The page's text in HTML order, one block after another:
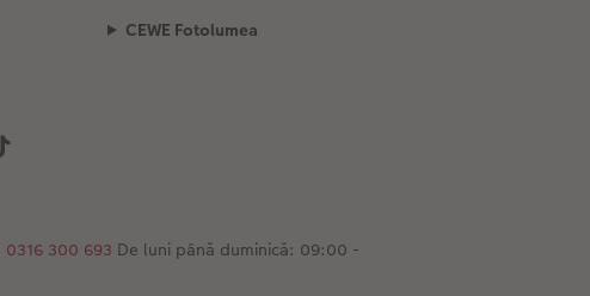
CEWE Fotolumea
0316 300 693 De luni până duminică: 09:00 -